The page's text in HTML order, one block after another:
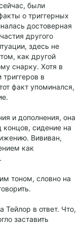
были
о триггерных
достоверная
другого
здесь не
как другой
снарку. Хотя в
в
факт упоминался,
и дополнения, она
концов, сидение на
Вививан,
как
тоном, словно на
в ответ. Что,
заставить